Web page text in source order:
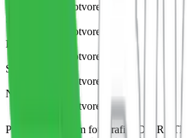
Nonstop otvorené
Štvrtok
Nonstop otvorené
Piatok
Nonstop otvorené
Sobota
Nonstop otvorené
Nedeľa
Nonstop otvorené
Pred vyhotovením fotografií PO